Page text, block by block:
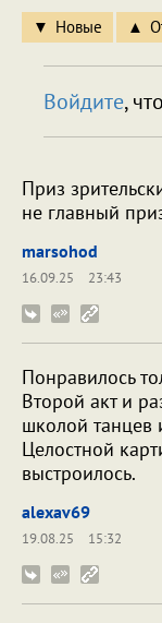
Новые
Войдите,
Приз
не главный
marsohod
16.09.25
23:43
Понравилось
Второй акт и
школой танцев
Целостной
выстроилось.
alexav69
19.08.25
15:32